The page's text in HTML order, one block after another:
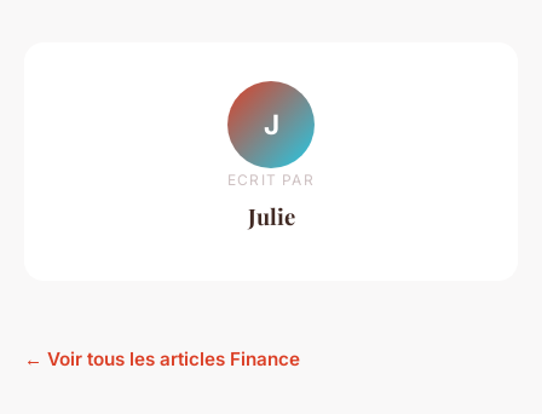
J
ECRIT PAR
Julie
← Voir tous les articles Finance